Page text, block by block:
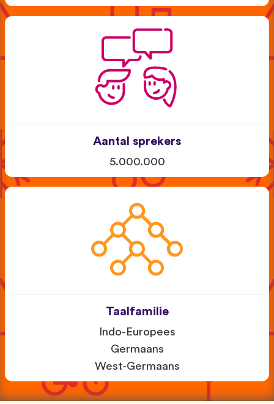
Aantal sprekers
5.000.000
Taalfamilie
Indo-Europees
Germaans
West-Germaans